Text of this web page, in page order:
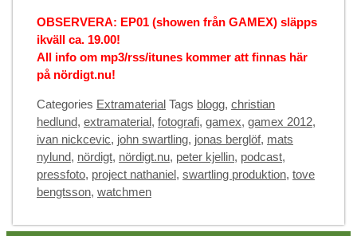
OBSERVERA: EP01 (showen från GAMEX) släpps
ikväll ca. 19.00!
All info om mp3/rss/itunes kommer att finnas här
på nördigt.nu!
Categories Extramaterial Tags blogg, christian
hedlund, extramaterial, fotografi, gamex, gamex 2012,
ivan nickcevic, john swartling, jonas berglöf, mats
nylund, nördigt, nördigt.nu, peter kjellin, podcast,
pressfoto, project nathaniel, swartling produktion, tove
bengtsson, watchmen